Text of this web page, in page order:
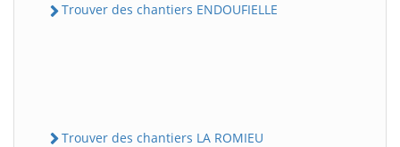
Trouver des chantiers ENDOUFIELLE
Trouver des chantiers LA ROMIEU